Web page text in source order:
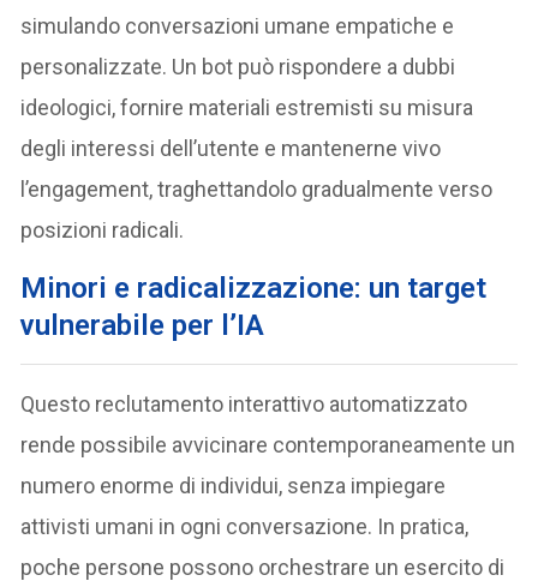
simulando conversazioni umane empatiche e
personalizzate. Un bot può rispondere a dubbi
ideologici, fornire materiali estremisti su misura
degli interessi dell’utente e mantenerne vivo
l’engagement, traghettandolo gradualmente verso
posizioni radicali.
Minori e radicalizzazione: un target
vulnerabile per l’IA
Questo reclutamento interattivo automatizzato
rende possibile avvicinare contemporaneamente un
numero enorme di individui, senza impiegare
attivisti umani in ogni conversazione. In pratica,
poche persone possono orchestrare un esercito di